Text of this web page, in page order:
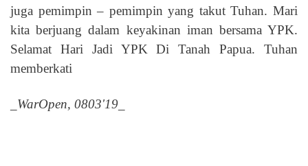
juga pemimpin – pemimpin yang takut Tuhan. Mari
kita berjuang dalam keyakinan iman bersama YPK.
Selamat Hari Jadi YPK Di Tanah Papua. Tuhan
memberkati
_WarOpen, 0803'19_